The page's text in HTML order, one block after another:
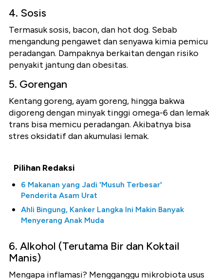
4. Sosis
Termasuk sosis, bacon, dan hot dog. Sebab
mengandung pengawet dan senyawa kimia pemicu
peradangan. Dampaknya berkaitan dengan risiko
penyakit jantung dan obesitas.
5. Gorengan
Kentang goreng, ayam goreng, hingga bakwa
digoreng dengan minyak tinggi omega-6 dan lemak
trans bisa memicu peradangan. Akibatnya bisa
stres oksidatif dan akumulasi lemak.
Pilihan Redaksi
6 Makanan yang Jadi 'Musuh Terbesar'
Penderita Asam Urat
Ahli Bingung, Kanker Langka Ini Makin Banyak
Menyerang Anak Muda
6. Alkohol (Terutama Bir dan Koktail
Manis)
Mengapa inflamasi? Mengganggu mikrobiota usus